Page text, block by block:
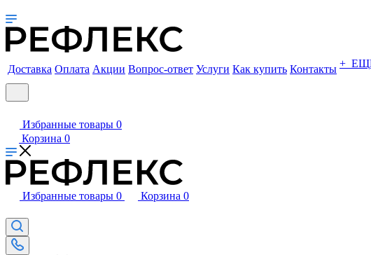
Доставка Оплата Акции Вопрос-ответ Услуги Как купить Контакты +
Избранные товары 0
Корзина 0
Избранные товары 0 Корзина 0